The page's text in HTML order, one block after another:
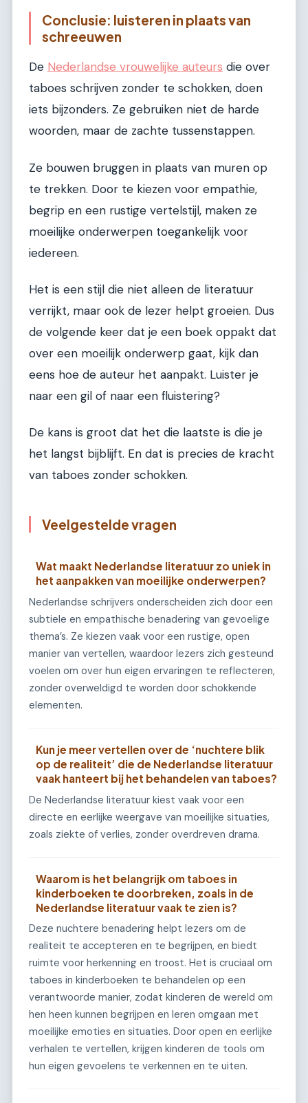
Conclusie: luisteren in plaats van
schreeuwen
De Nederlandse vrouwelijke auteurs die over
taboes schrijven zonder te schokken, doen
iets bijzonders. Ze gebruiken niet de harde
woorden, maar de zachte tussenstappen.
Ze bouwen bruggen in plaats van muren op
te trekken. Door te kiezen voor empathie,
begrip en een rustige vertelstijl, maken ze
moeilijke onderwerpen toegankelijk voor
iedereen.
Het is een stijl die niet alleen de literatuur
verrijkt, maar ook de lezer helpt groeien. Dus
de volgende keer dat je een boek oppakt dat
over een moeilijk onderwerp gaat, kijk dan
eens hoe de auteur het aanpakt. Luister je
naar een gil of naar een fluistering?
De kans is groot dat het die laatste is die je
het langst bijblijft. En dat is precies de kracht
van taboes zonder schokken.
Veelgestelde vragen
Wat maakt Nederlandse literatuur zo uniek in
het aanpakken van moeilijke onderwerpen?
Nederlandse schrijvers onderscheiden zich door een
subtiele en empathische benadering van gevoelige
thema’s. Ze kiezen vaak voor een rustige, open
manier van vertellen, waardoor lezers zich gesteund
voelen om over hun eigen ervaringen te reflecteren,
zonder overweldigd te worden door schokkende
elementen.
Kun je meer vertellen over de ‘nuchtere blik
op de realiteit’ die de Nederlandse literatuur
vaak hanteert bij het behandelen van taboes?
De Nederlandse literatuur kiest vaak voor een
directe en eerlijke weergave van moeilijke situaties,
zoals ziekte of verlies, zonder overdreven drama.
Waarom is het belangrijk om taboes in
kinderboeken te doorbreken, zoals in de
Nederlandse literatuur vaak te zien is?
Deze nuchtere benadering helpt lezers om de
realiteit te accepteren en te begrijpen, en biedt
ruimte voor herkenning en troost. Het is cruciaal om
taboes in kinderboeken te behandelen op een
verantwoorde manier, zodat kinderen de wereld om
hen heen kunnen begrijpen en leren omgaan met
moeilijke emoties en situaties. Door open en eerlijke
verhalen te vertellen, krijgen kinderen de tools om
hun eigen gevoelens te verkennen en te uiten.